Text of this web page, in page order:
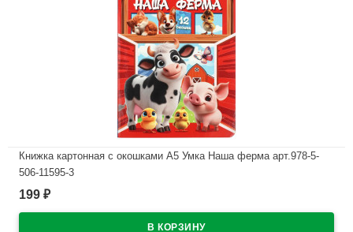
Книжка картонная с окошками А5 Умка Наша ферма арт.978-5-
506-11595-3
В наличии
199 ₽